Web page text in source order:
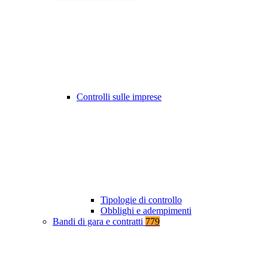
Controlli sulle imprese
Tipologie di controllo
Obblighi e adempimenti
Bandi di gara e contratti 779